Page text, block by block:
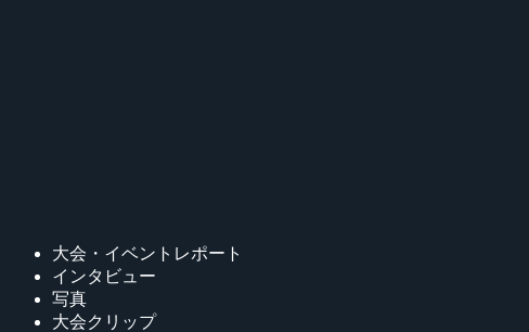
大会・イベントレポート
インタビュー
写真
大会クリップ